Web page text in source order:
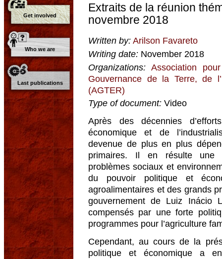
Get involved
Who we are
Last publications
Extraits de la réunion
novembre 2018
Written by: Arilson Favareto
Writing date: November 2018
Organizations: Association
Gouvernance de la Terre, de
(AGTER)
Type of document: Video
Après des décennies
économique et de
devenue de plus en plus
primaires. Il en résulte une
problèmes sociaux et
du pouvoir politique et
agroalimentaires et des grands
gouvernement de Luiz Inácio
compensés par une forte
programmes pour l’agriculture
Cependant, au cours de la
politique et économique a